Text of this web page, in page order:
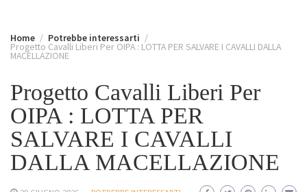
Home Potrebbe interessarti
Progetto Cavalli Liberi Per OIPA : LOTTA PER SALVARE I CAVALLI DALLA
MACELLAZIONE
Progetto Cavalli Liberi Per
OIPA : LOTTA PER
SALVARE I CAVALLI
DALLA MACELLAZIONE